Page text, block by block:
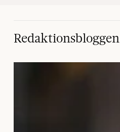
Redaktionsbloggen